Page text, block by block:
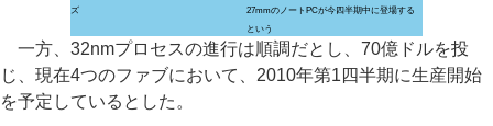
ズ
27mmのノートPCが今四半期中に登場する
という
一方、32nmプロセスの進行は順調だとし、70億ドルを投
じ、現在4つのファブにおいて、2010年第1四半期に生産開始
を予定しているとした。